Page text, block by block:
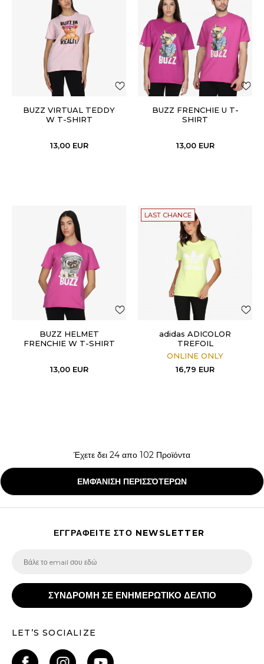
BUZZ VIRTUAL TEDDY
W T-SHIRT
13,00 EUR
BUZZ FRENCHIE U T-
SHIRT
13,00 EUR
BUZZ HELMET
FRENCHIE W T-SHIRT
13,00 EUR
LAST CHANCE
adidas ADICOLOR
TREFOIL
ONLINE ONLY
16,79 EUR
Έχετε δει 24 απο 102 Προϊόντα
ΕΜΦΆΝΙΣΗ ΠΕΡΙΣΣΌΤΕΡΩΝ
ΕΓΓΡΑΦΕΙΤΕ ΣΤΟ NEWSLETTER
ΣΥΝΔΡΟΜΗ ΣΕ ΕΝΗΜΕΡΩΤΙΚΟ ΔΕΛΤΙΟ
LET’S SOCIALIZE